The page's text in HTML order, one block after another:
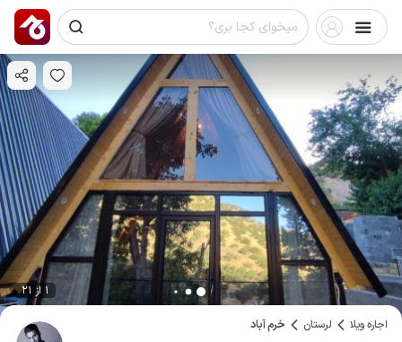
1 از 21
اجاره ویلا لرستان خرم آباد